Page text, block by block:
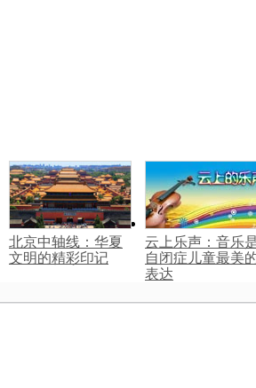
北京中轴线：华夏
文明的精彩印记
云上乐声：音乐
自闭症儿童最美
表达